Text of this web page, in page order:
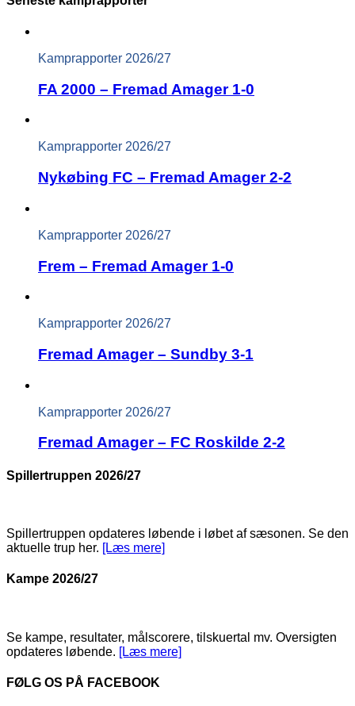
Kamprapporter 2026/27
FA 2000 – Fremad Amager 1-0
Kamprapporter 2026/27
Nykøbing FC – Fremad Amager 2-2
Kamprapporter 2026/27
Frem – Fremad Amager 1-0
Kamprapporter 2026/27
Fremad Amager – Sundby 3-1
Kamprapporter 2026/27
Fremad Amager – FC Roskilde 2-2
Spillertruppen 2026/27
Spillertruppen opdateres løbende i løbet af sæsonen. Se den
aktuelle trup her. [Læs mere]
Kampe 2026/27
Se kampe, resultater, målscorere, tilskuertal mv. Oversigten
opdateres løbende. [Læs mere]
FØLG OS PÅ FACEBOOK